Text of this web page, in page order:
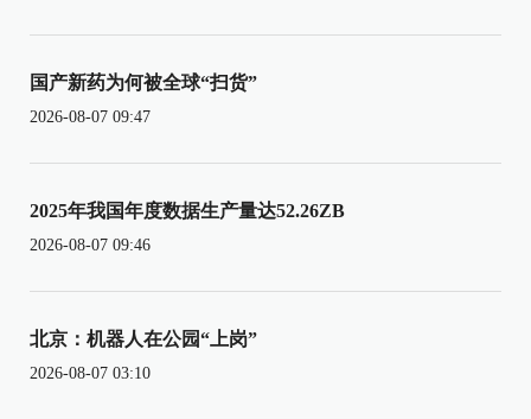
国产新药为何被全球“扫货”
2026-08-07 09:47
2025年我国年度数据生产量达52.26ZB
2026-08-07 09:46
北京：机器人在公园“上岗”
2026-08-07 03:10